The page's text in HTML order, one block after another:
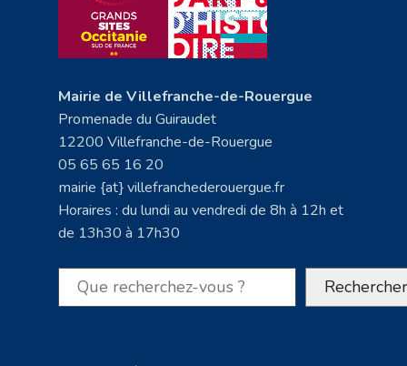
Mairie de Villefranche-de-Rouergue
Promenade du Guiraudet
12200 Villefranche-de-Rouergue
05 65 65 16 20
mairie {at} villefranchederouergue.fr
Horaires : du lundi au vendredi de 8h à 12h et
de 13h30 à 17h30
Rechercher Rechercher